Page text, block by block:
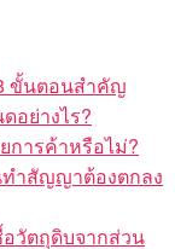
ขั้นตอนสำคัญ
อย่างไร?
การค้าหรือไม่?
ทำสัญญาต้องตกลง
วัตถุดิบจากส่วน